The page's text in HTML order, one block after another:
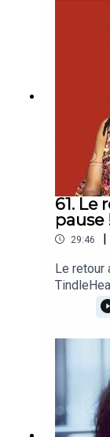
up High
Cahen,
61. Le
pause
29:46 |
Le retour
du feu
Tunisia -
As